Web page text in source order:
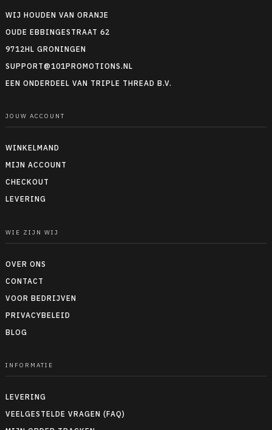
WIJ HOUDEN VAN ORANJE
OUDE EBBINGESTRAAT 62
9712HL GRONINGEN
SUPPORT@101PROMOTIONS.NL
EEN ONDERDEEL VAN TRIPLE THREAD B.V.
JOUW ACCOUNT
WINKELMAND
MIJN ACCOUNT
CHECKOUT
LEVERING
WIE ZIJN WIJ
OVER ONS
CONTACT
VOOR BEDRIJVEN
PRIVACYBELEID
BLOG
INFORMATIE
LEVERING
VEELGESTELDE VRAGEN (FAQ)